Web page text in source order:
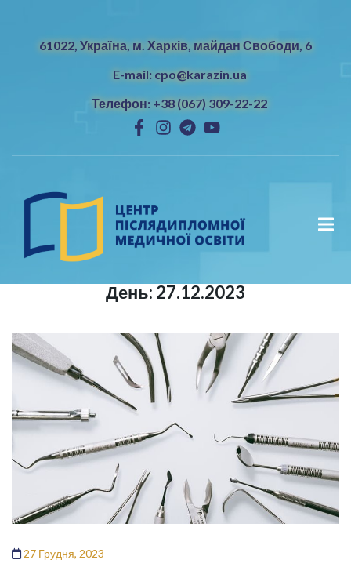
61022, Україна, м. Харків, майдан Свободи, 6
E-mail: cpo@karazin.ua
Телефон: +38 (067) 309-22-22
День: 27.12.2023
27 Грудня, 2023